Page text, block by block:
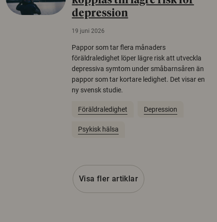
depression
19 juni 2026
Pappor som tar flera månaders
föräldraledighet löper lägre risk att utveckla
depressiva symtom under småbarnsåren än
pappor som tar kortare ledighet. Det visar en
ny svensk studie.
Föräldraledighet Depression
Psykisk hälsa
Visa fler artiklar